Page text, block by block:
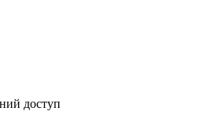
доступ